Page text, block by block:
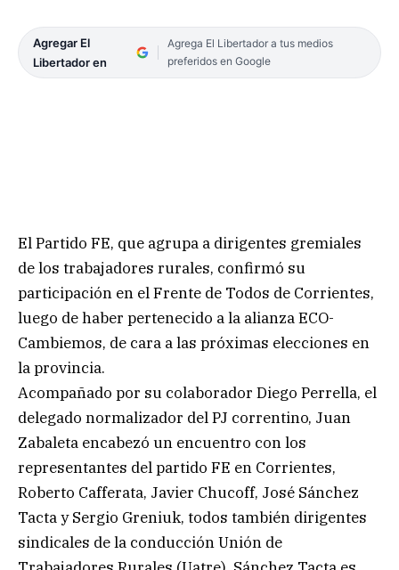
Agregar El
Libertador en
Agrega El Libertador a tus medios
preferidos en Google
El Partido FE, que agrupa a dirigentes gremiales
de los trabajadores rurales, confirmó su
participación en el Frente de Todos de Corrientes,
luego de haber pertenecido a la alianza ECO-
Cambiemos, de cara a las próximas elecciones en
la provincia.
Acompañado por su colaborador Diego Perrella, el
delegado normalizador del PJ correntino, Juan
Zabaleta encabezó un encuentro con los
representantes del partido FE en Corrientes,
Roberto Cafferata, Javier Chucoff, José Sánchez
Tacta y Sergio Greniuk, todos también dirigentes
sindicales de la conducción Unión de